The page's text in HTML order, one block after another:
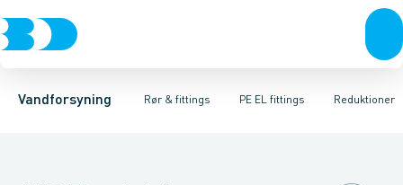
Vandforsyning Rør & fittings
Rør & fittingsKoblinger & anboringerMuffer, klemmer &
PE EL fittings
PE rørPE EL fittingsPE fittings Duktiljern fittings Reduktioner
VinklerT-stykker SvejsemufferReduktionerAnboringssadler-